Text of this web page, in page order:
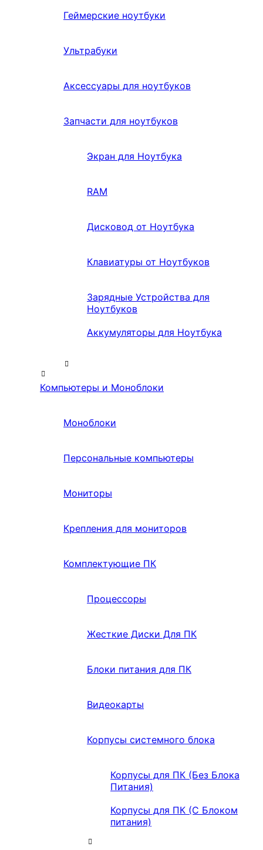
Геймерские ноутбуки
Ультрабуки
Аксессуары для ноутбуков
Запчасти для ноутбуков
Экран для Ноутбука
RAM
Дисковод от Ноутбука
Клавиатуры от Ноутбуков
Зарядные Устройства для
Ноутбуков
Аккумуляторы для Ноутбука
Компьютеры и Моноблоки
Моноблоки
Персональные компьютеры
Мониторы
Крепления для мониторов
Комплектующие ПК
Процессоры
Жесткие Диски Для ПК
Блоки питания для ПК
Видеокарты
Корпусы системного блока
Корпусы для ПК (Без Блока
Питания)
Корпусы для ПК (С Блоком
питания)